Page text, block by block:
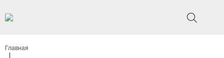
Главная